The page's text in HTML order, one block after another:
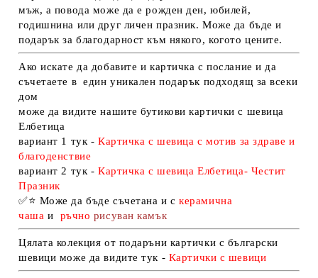
мъж, а повода може да е рожден ден, юбилей,
годишнина или друг личен празник. Може да бъде и
подарък за благодарност към някого, когото цените.
Ако искате да добавите и картичка с послание и да
съчетаете в един уникален подарък подходящ за всеки
дом
може да видите нашите бутикови картички с шевица
Елбетица
вариант 1 тук - Картичка с шевица с мотив за здраве и
благоденствие
вариант 2 тук - Картичка с шевица Елбетица- Честит
Празник
✅⭐ Може да бъде съчетана и скерамична
чаша и ръчно рисуван камък
Цялата колекция от подаръни картички с български
шевици може да видите тук - Картички с шевици